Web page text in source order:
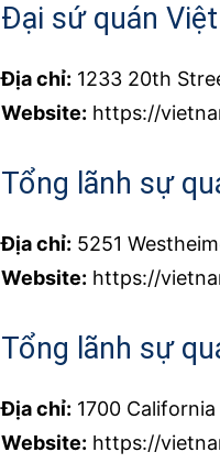
Đại sứ quán
Địa chỉ: 1233 20th
Website: https://
Tổng lãnh sự
Địa chỉ: 5251
Website: https://
Tổng lãnh sự
Địa chỉ: 1700
Website: https://